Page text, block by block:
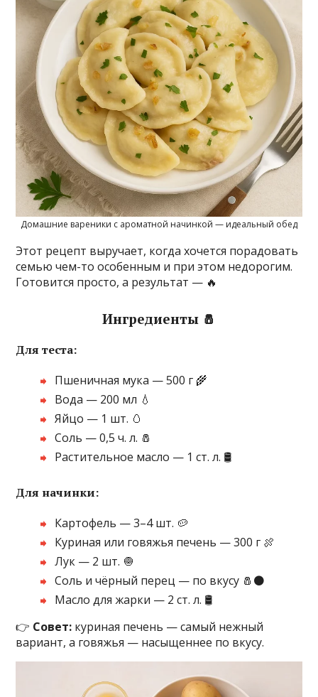
Домашние вареники с ароматной начинкой — идеальный обед
Этот рецепт выручает, когда хочется порадовать
семью чем-то особенным и при этом недорогим.
Готовится просто, а результат — 🔥
Ингредиенты 🧂
Для теста:
Пшеничная мука — 500 г 🌾
Вода — 200 мл 💧
Яйцо — 1 шт. 🥚
Соль — 0,5 ч. л. 🧂
Растительное масло — 1 ст. л. 🛢️
Для начинки:
Картофель — 3–4 шт. 🥔
Куриная или говяжья печень — 300 г 🍖
Лук — 2 шт. 🧅
Соль и чёрный перец — по вкусу 🧂⚫
Масло для жарки — 2 ст. л. 🛢️
👉 Совет: куриная печень — самый нежный
вариант, а говяжья — насыщеннее по вкусу.